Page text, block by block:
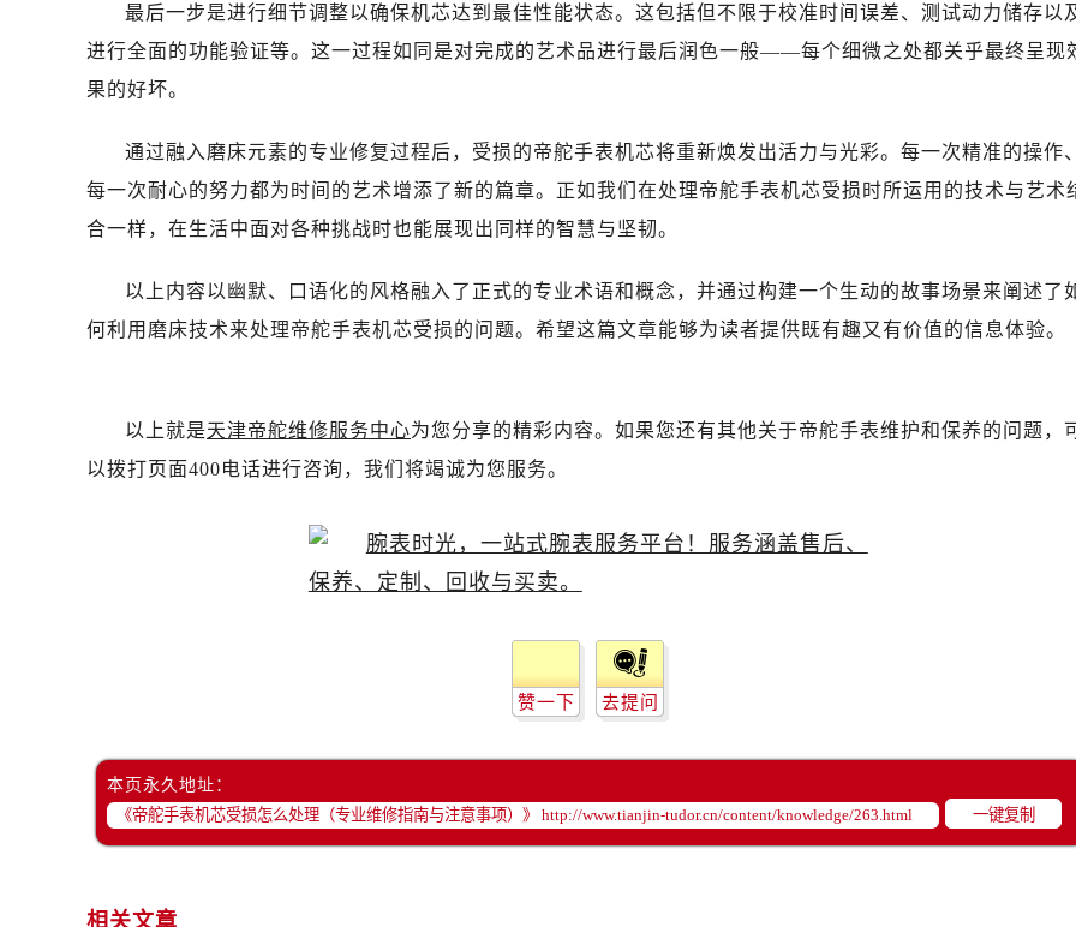
吉林省白山市浑江区浑江大街帝舵售后服务中心（需提前预约）
吉林省吉林市船营区河南街帝舵售后服务中心（需提前预约）
吉林省四平市铁东区紫气大路与南九经街交汇处帝舵售后服务中心（需提前预约）
吉林省松原市宁江区五环大街帝舵售后服务中心（需提前预约）
吉林省通化市东昌区环通乡江南大街帝舵售后服务中心（需提前预约）
辽宁省鞍山市铁东区站前街帝舵售后服务中心（需提前预约）
辽宁省本溪市平山区胜利路帝舵售后服务中心（需提前预约）
辽宁省抚顺市新抚区东一路帝舵售后服务中心（需提前预约）
辽宁省阜新市海州区解放大街帝舵售后服务中心（需提前预约）
辽宁省锦州市古塔区中央大街帝舵售后服务中心（需提前预约）
辽宁省盘锦市兴隆台区石油大街帝舵售后服务中心（需提前预约）
辽宁省营口市站前区市府路与渤海大街交叉口帝舵售后服务中心（需提前预约）
辽宁省沈阳市沈河区中街路137号亨得利名表维修授权店1楼帝舵售后服务中心（需提前预约）
北京市朝阳区建国门外大街甲6号华熙国际中心D座11层1102室帝舵售后服务中心（需提前预约）
北京市东城区东长安街1号王府井东方广场W3座6层602室帝舵售后服务中心（需提前预约）
河北省保定市竞秀区朝阳北大街北国先天下帝舵售后服务中心（需提前预约）
最后一步是进行细节调整以确保机芯达到最佳性能状态。这包括但不限于校准时间误差、测试动力储存以
进行全面的功能验证等。这一过程如同是对完成的艺术品进行最后润色一般——每个细微之处都关乎最终呈现
果的好坏。
通过融入磨床元素的专业修复过程后，受损的帝舵手表机芯将重新焕发出活力与光彩。每一次精准的操作、
每一次耐心的努力都为时间的艺术增添了新的篇章。正如我们在处理帝舵手表机芯受损时所运用的技术与艺术
合一样，在生活中面对各种挑战时也能展现出同样的智慧与坚韧。
以上内容以幽默、口语化的风格融入了正式的专业术语和概念，并通过构建一个生动的故事场景来阐述了
何利用磨床技术来处理帝舵手表机芯受损的问题。希望这篇文章能够为读者提供既有趣又有价值的信息体验。
以上就是天津帝舵维修服务中心为您分享的精彩内容。如果您还有其他关于帝舵手表维护和保养的问题，
以拨打页面400电话进行咨询，我们将竭诚为您服务。
赞一下 去提问
本页永久地址：
一键复制
相关文章